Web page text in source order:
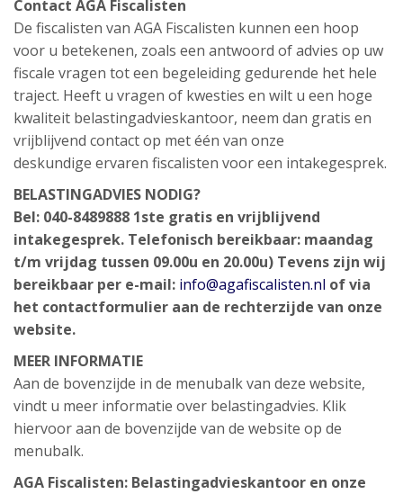
Contact AGA Fiscalisten
De fiscalisten van AGA Fiscalisten kunnen een hoop
voor u betekenen, zoals een antwoord of advies op uw
fiscale vragen tot een begeleiding gedurende het hele
traject. Heeft u vragen of kwesties en wilt u een hoge
kwaliteit belastingadvieskantoor, neem dan gratis en
vrijblijvend contact op met één van onze
deskundige ervaren fiscalisten voor een intakegesprek.
BELASTINGADVIES NODIG?
Bel: 040-8489888 1ste gratis en vrijblijvend
intakegesprek. Telefonisch bereikbaar: maandag
t/m vrijdag tussen 09.00u en 20.00u) Tevens zijn wij
bereikbaar per e-mail: info@agafiscalisten.nl of via
het contactformulier aan de rechterzijde van onze
website.
MEER INFORMATIE
Aan de bovenzijde in de menubalk van deze website,
vindt u meer informatie over belastingadvies. Klik
hiervoor aan de bovenzijde van de website op de
menubalk.
AGA Fiscalisten: Belastingadvieskantoor en onze